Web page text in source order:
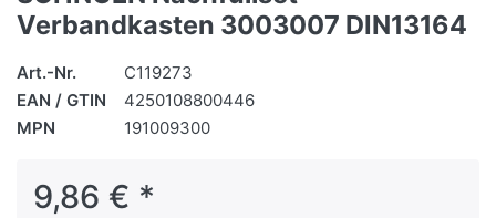
Verbandkasten 3003007 DIN13164
Art.-Nr.
C119273
EAN / GTIN
4250108800446
MPN
191009300
9,86 € *